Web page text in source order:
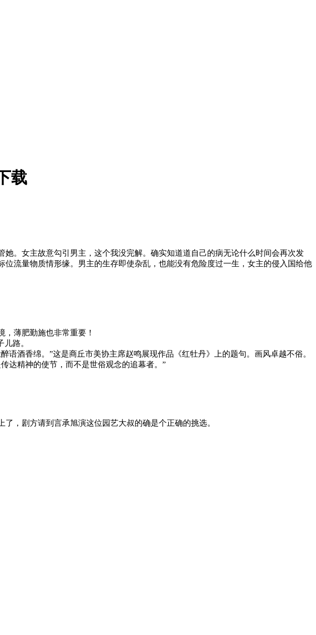
载
。女主故意勾引男主，这个我没完解。确实知道道自己的病无论什么时间会再次发
流量物质情形缘。男主的生存即使杂乱，也能没有危险度过一生，女主的侵入国给他
薄肥勤施也非常重要！
路。
语酒香绵。”这是商丘市美协主席赵鸣展现作品《红牡丹》上的题句。画风卓越不俗。
达精神的使节，而不是世俗观念的追幕者。”
，剧方请到言承旭演这位园艺大叔的确是个正确的挑选。